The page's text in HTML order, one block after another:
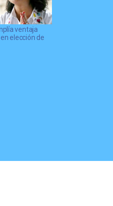
ventaja
elección de